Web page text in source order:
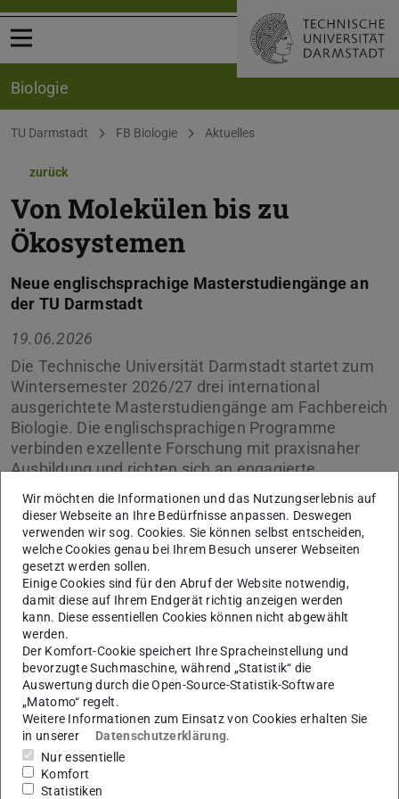
Menü öffnen
Biologie
Sie befinden sich hier:
TU Darmstadt FB Biologie Aktuelles
zurück
Von Molekülen bis zu
Ökosystemen
Neue englischsprachige Masterstudiengänge an
der TU Darmstadt
19.06.2026
Die Technische Universität Darmstadt startet zum
Wintersemester 2026/27 drei international
ausgerichtete Masterstudiengänge am Fachbereich
Biologie. Die englischsprachigen Programme
verbinden exzellente Forschung mit praxisnaher
Ausbildung und richten sich an engagierte
Studierende aus aller Welt, die wissenschaftliche
Expertise mit interdisziplinären Kompetenzen und
beruflicher Orientierung verknüpfen möchten.
Bewerbungen sind ab sofort möglich.
Wir möchten die Informationen und das Nutzungserlebnis auf
dieser Webseite an Ihre Bedürfnisse anpassen. Deswegen
verwenden wir sog. Cookies. Sie können selbst entscheiden,
welche Cookies genau bei Ihrem Besuch unserer Webseiten
gesetzt werden sollen.
Einige Cookies sind für den Abruf der Website notwendig,
damit diese auf Ihrem Endgerät richtig anzeigen werden
kann. Diese essentiellen Cookies können nicht abgewählt
werden.
Der Komfort-Cookie speichert Ihre Spracheinstellung und
bevorzugte Suchmaschine, während „Statistik“ die
Auswertung durch die Open-Source-Statistik-Software
„Matomo“ regelt.
Weitere Informationen zum Einsatz von Cookies erhalten Sie
in unserer
Datenschutzerklärung.
Nur essentielle
Komfort
Statistiken